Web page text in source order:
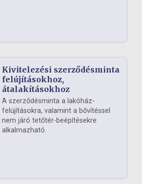
Kivitelezési szerződésminta
felújításokhoz,
átalakításokhoz
A szerződésminta a lakóház-
felújításokra, valamint a bővítéssel
nem járó tetőtér-beépítésekre
alkalmazható.